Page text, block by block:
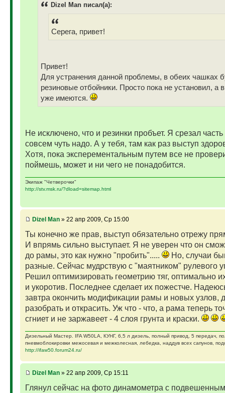
Dizel Man писал(а):
Серега, привет!
Привет!
Для устранения данной проблемы, в обеих чашках
резиновые отбойники. Просто пока не установил, а
уже имеются.
Не исключено, что и резинки пробъет. Я срезал
совсем чуть надо. А у тебя, там как раз выступ
Хотя, пока эксперементальным путем все не
поймешь, может и ни чего не понадобится.
Экипаж "Четверочки"
http://stv.msk.ru/?dload=sitemap.html
Dizel Man» 22 апр 2009, Ср 15:00
Ты конечно же прав, выступ обязательно отрежу
И впрямь сильно выступает. Я не уверен что он
до рамы, это как нужно "пробить".....
Но, случаи
разные. Сейчас мудрствую с "маятником" рулевого
Решил оптимизировать геометрию тяг, оптимально
и укоротив. Последнее сделает их пожестче.
завтра окончить модификации рамы и новых узлов,
разобрать и открасить. Уж что - что, а рама теперь
сгниет и не заржавеет - 4 слоя грунта и краски.
Дизельный Мастер. IFA W50LA, КУНГ, 6,5 л дизель, полный привод, 5 передач,
пневмоблокировки межосевая и межколесная, лебедка, наддув всех сапунов,
http://ifaw50.forum24.ru/
Dizel Man» 22 апр 2009, Ср 15:11
Глянул сейчас на фото динамометра с подвешенным